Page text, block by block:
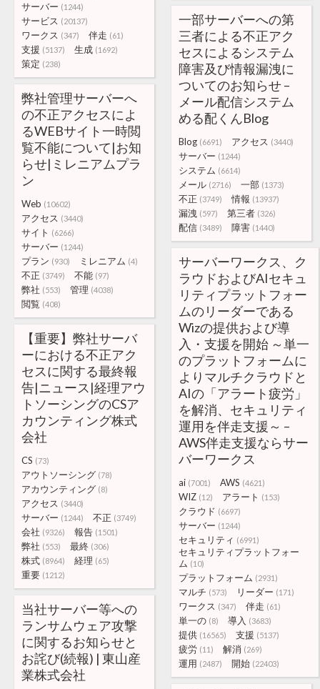
サーバー (1244)
サービス (20137)
ワークス (347) 伴走 (61)
支援 (5137) 生成 (1692)
策定 (238)
一部サーバーへの第
三者による不正アク
セスによるシステム
障害及び情報漏洩に
ついてのお知らせ –
メール配信システム
める配くんBlog
Blog (6691) アクセス (3440)
サーバー (1244)
システム (6614)
メール (2716) 一部 (1373)
不正 (3749) 情報 (13937)
漏洩 (597) 第三者 (326)
配信 (3489) 障害 (1440)
弊社管理サーバーへ
の不正アクセスによ
るWEBサイト一時閲
覧不能について|お知
らせ|ミレニアムプラ
ン
Web (10602)
アクセス (3440)
サイト (6266)
サーバー (1244)
プラン (930) ミレニアム (4)
不正 (3749) 不能 (97)
弊社 (553) 管理 (4038)
閲覧 (408)
サーバーワークス、ク
ラウドおよびAIセキュ
リティプラットフォー
ムのリーダーである
Wizの提供および導
入・支援を開始 ～単一
のプラットフォームに
よりマルチクラウドと
AIの「アラート疲労」
を解消、セキュリティ
運用を伴走支援～ –
AWS伴走支援ならサー
バーワークス
ai (7001) AWS (4621)
WIZ (12) アラート (153)
クラウド (6697)
サーバー (1244)
セキュリティ (6991)
セキュリティプラットフォー
ム (10)
プラットフォーム (2931)
マルチ (573) リーダー (171)
ワークス (347) 伴走 (61)
単一の (8) 導入 (3683)
提供 (16565) 支援 (5137)
疲労 (11) 解消 (269)
運用 (2487) 開始 (22403)
【重要】弊社サーバ
ーにおける不正アク
セスに関する最終報
告|ニュース|経理アウ
トソーシングのCSア
カウンティング株式
会社
CS (73)
アウトソーシング (78)
アカウンティング (8)
アクセス (3440)
サーバー (1244) 不正 (3749)
会社 (9326) 報告 (1501)
弊社 (553) 最終 (306)
株式 (8964) 経理 (65)
重要 (1212)
当社サーバー等への
ランサムウェア攻撃
に関するお知らせと
お詫び(続報) | 東山産
業株式会社